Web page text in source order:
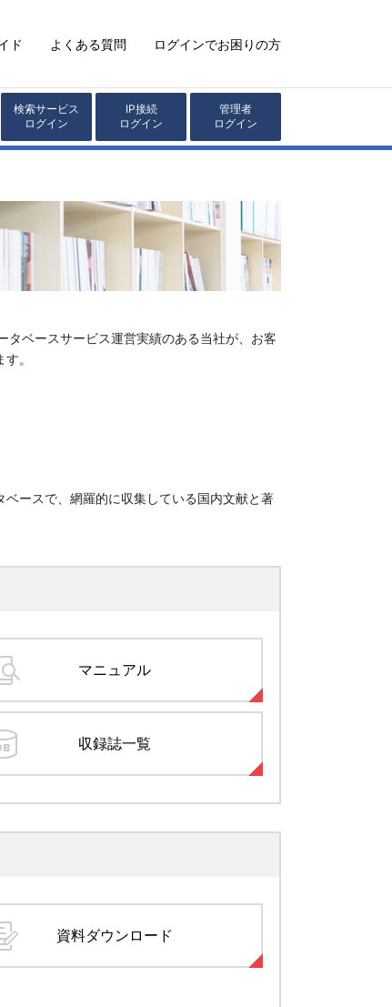
ド よくある質問 ログインでお困りの方
検索サービス
ログイン
IP接続
ログイン
管理者
ログイン
ベースサービス運営実績のある当社が、お客
。
ースで、網羅的に収集している国内文献と著
マニュアル
収録誌一覧
資料ダウンロード